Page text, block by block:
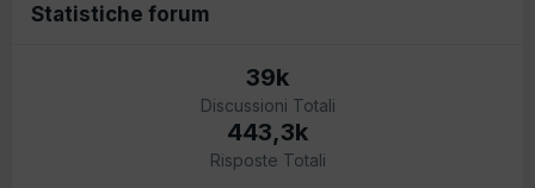
Statistiche forum
39k
Discussioni Totali
443,3k
Risposte Totali